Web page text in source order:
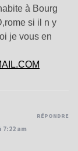
à Bourg
si il n y
je vous en
7:22 am
RÉPONDRE